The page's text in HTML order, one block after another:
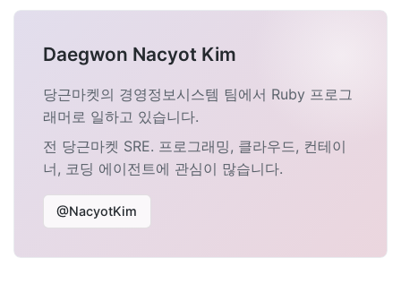
Daegwon Nacyot Kim
당근마켓의 경영정보시스템 팀에서 Ruby 프로그
래머로 일하고 있습니다.
전 당근마켓 SRE. 프로그래밍, 클라우드, 컨테이
너, 코딩 에이전트에 관심이 많습니다.
@NacyotKim